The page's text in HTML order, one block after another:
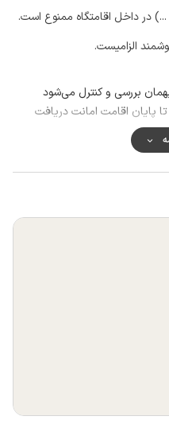
در داخل اقامتگاه ممنوع است.
الزامیست.
بررسی و کنترل می‌شود
پایان اقامت امانت دریافت
نکردن بهداشت در استخر و کدر